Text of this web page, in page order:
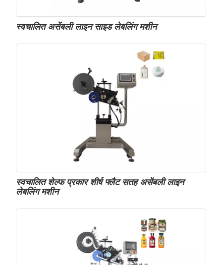
स्वचालित असेंबली लाइन साइड लेबलिंग मशीन
स्वचालित शेल्फ प्रकार शीर्ष फ्लैट सतह असेंबली लाइन
लेबलिंग मशीन